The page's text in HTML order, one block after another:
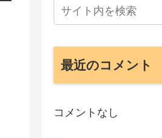
最近のコメント
コメントなし